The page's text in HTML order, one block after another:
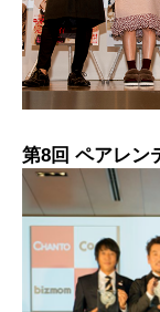
第8回 ペアレン